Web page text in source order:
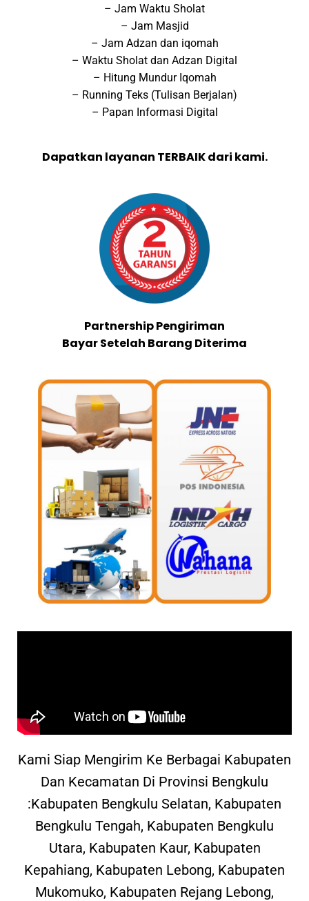
– Jam Waktu Sholat
– Jam Masjid
– Jam Adzan dan iqomah
– Waktu Sholat dan Adzan Digital
– Hitung Mundur Iqomah
– Running Teks (Tulisan Berjalan)
– Papan Informasi Digital
Dapatkan layanan TERBAIK dari kami.
Partnership Pengiriman
Bayar Setelah Barang Diterima
Kami Siap Mengirim Ke Berbagai Kabupaten
Dan Kecamatan Di Provinsi Bengkulu
:Kabupaten Bengkulu Selatan, Kabupaten
Bengkulu Tengah, Kabupaten Bengkulu
Utara, Kabupaten Kaur, Kabupaten
Kepahiang, Kabupaten Lebong, Kabupaten
Mukomuko, Kabupaten Rejang Lebong,